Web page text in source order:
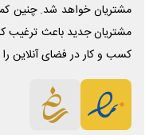
مشتریان خواهد شد. چنین
مشتریان جدید باعث ترغیب
کسب و کار در فضای آنلاین